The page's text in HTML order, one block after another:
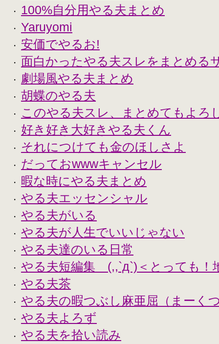
・ 100%自分用やる夫まとめ
・ Yaruyomi
・ 安価でやるお!
・ 面白かったやる夫スレをまとめる
・ 劇場風やる夫まとめ
・ 胡蝶のやる夫
・ このやる夫スレ、まとめてもよろ
・ 好き好き大好きやる夫くん
・ それにつけても金のほしさよ
・ だっておwwwキャンセル
・ 暇な時にやる夫まとめ
・ やる夫エッセンシャル
・ やる夫がいる
・ やる夫が人生でいいじゃない
・ やる夫達のいる日常
・ やる夫短編集 (,,`д`)＜とっても！
・ やる夫茶
・ やる夫の暇つぶし麻亜屈（まーく
・ やる夫よろず
・ やる夫を拾い読み